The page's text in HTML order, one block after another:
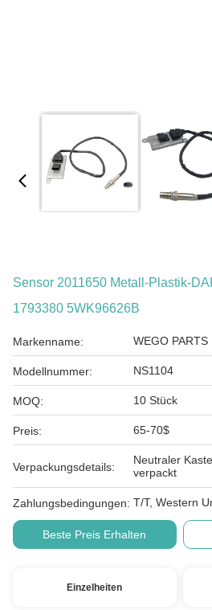
Sensor 2011650 Metall-Plastik-
1793380 5WK96626B
Markenname: WEGO PARTS
Modellnummer: NS1104
MOQ: 10 Stück
Preis: 65-70$
Verpackungsdetails:
Neutraler
verpackt
Zahlungsbedingungen: T/T, Western
Beste Preis Erhalten
Einzelheiten